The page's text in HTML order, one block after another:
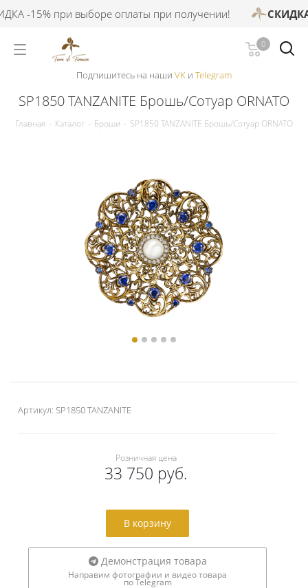
-15% при выборе оплаты при получении! СКИДКА -
0
Подпишитесь на наши VK и Telegram
SP1850 TANZANITE Брошь/Сотуар ORNATO
Главная - Каталог - Броши - SP1850 TANZANITE Брошь/Сотуар ORNATO
Артикул: SP1850 TANZANITE
Розничная цена
33 750 руб.
В корзину
Демонстрация товара
Направим фотографии и видео товара
по Telegram